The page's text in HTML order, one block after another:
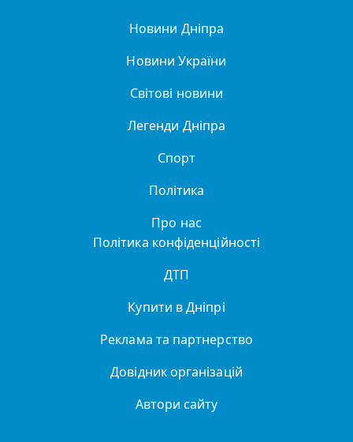
Новини Дніпра
Новини України
Світові новини
Легенди Дніпра
Спорт
Політика
Про нас
Політика конфіденційності
ДТП
Купити в Дніпрі
Реклама та партнерство
Довідник організацій
Автори сайту